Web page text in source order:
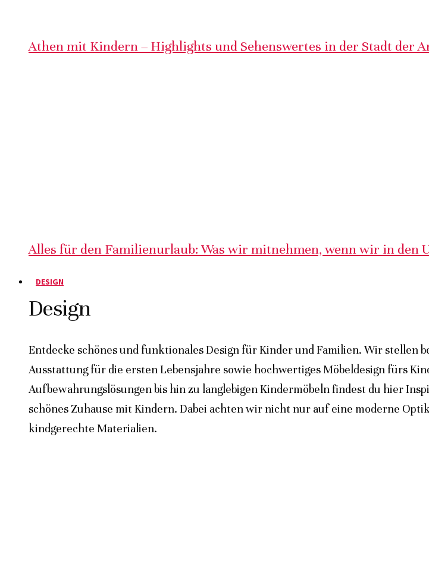
Athen mit Kindern – Highlights und Sehenswertes in der Stadt der
Alles für den Familienurlaub: Was wir mitnehmen, wenn wir in den
DESIGN
Design
Entdecke schönes und funktionales Design für Kinder und Familien. Wir stellen
Ausstattung für die ersten Lebensjahre sowie hochwertiges Möbeldesign fürs
Aufbewahrungslösungen bis hin zu langlebigen Kindermöbeln findest du hier
schönes Zuhause mit Kindern. Dabei achten wir nicht nur auf eine moderne
kindgerechte Materialien.